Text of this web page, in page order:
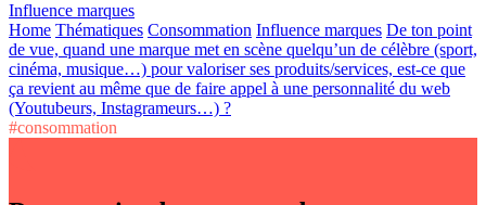
Influence marques
Home Thématiques Consommation Influence marques De ton point
de vue, quand une marque met en scène quelqu’un de célèbre (sport,
cinéma, musique…) pour valoriser ses produits/services, est-ce que
ça revient au même que de faire appel à une personnalité du web
(Youtubeurs, Instagrameurs…) ?
#consommation